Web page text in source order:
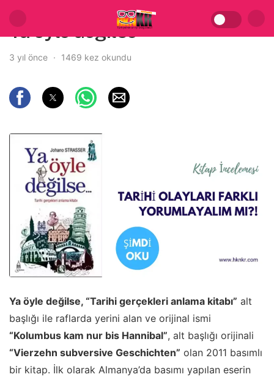
Ya öyle değilse
3 yıl önce 1469 kez okundu
Ya öyle değilse, “Tarihi gerçekleri anlama kitabı” alt
başlığı ile raflarda yerini alan ve orijinal ismi
“Kolumbus kam nur bis Hannibal”, alt başlığı orijinali
“Vierzehn subversive Geschichten” olan 2011 basımlı
bir kitap. İlk olarak Almanya’da basımı yapılan eserin